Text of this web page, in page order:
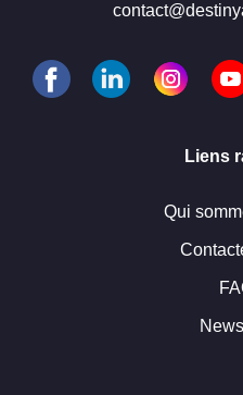
Liens
Qui